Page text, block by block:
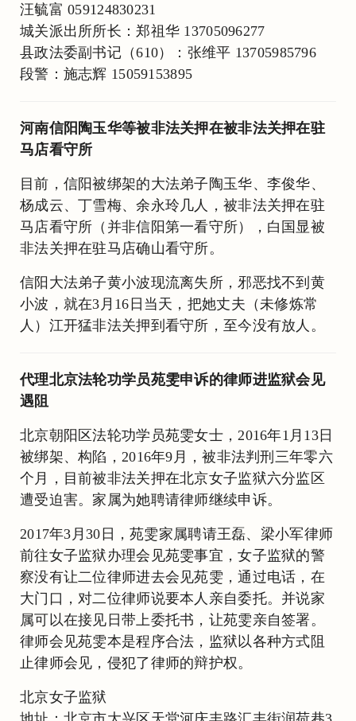
汪毓富 059124830231
城关派出所所长：郑祖华 13705096277
县政法委副书记（610）：张维平 13705985796
段警：施志辉 15059153895
河南信阳陶玉华等被非法关押在被非法关押在驻
马店看守所
目前，信阳被绑架的大法弟子陶玉华、李俊华、
杨成云、丁雪梅、余永玲几人，被非法关押在驻
马店看守所（并非信阳第一看守所），白国显被
非法关押在驻马店确山看守所。
信阳大法弟子黄小波现流离失所，邪恶找不到黄
小波，就在3月16日当天，把她丈夫（未修炼常
人）江开猛非法关押到看守所，至今没有放人。
代理北京法轮功学员苑雯申诉的律师进监狱会见
遇阻
北京朝阳区法轮功学员苑雯女士，2016年1月13日
被绑架、构陷，2016年9月，被非法判刑三年零六
个月，目前被非法关押在北京女子监狱六分监区
遭受迫害。家属为她聘请律师继续申诉。
2017年3月30日，苑雯家属聘请王磊、梁小军律师
前往女子监狱办理会见苑雯事宜，女子监狱的警
察没有让二位律师进去会见苑雯，通过电话，在
大门口，对二位律师说要本人亲自委托。并说家
属可以在接见日带上委托书，让苑雯亲自签署。
律师会见苑雯本是程序合法，监狱以各种方式阻
止律师会见，侵犯了律师的辩护权。
北京女子监狱